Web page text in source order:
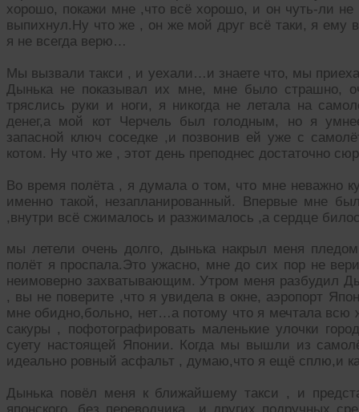
хорошо, покажи мне ,что всё хорошо, и он чуть-ли
выпихнул.Ну что же , он же мой друг всё таки, я ему
я не всегда верю…
Мы вызвали такси , и уехали…и знаете что, мы
Дынька не показывал их мне, мне было страшно,
тряслись руки и ноги, я никогда не летала на
денег,а мой кот Черчель был голодным, но я
запасной ключ соседке ,и позвонив ей уже с
котом. Ну что же , этот день преподнес достаточно
Во время полёта , я думала о том, что мне неважно
именно такой, незапланированный. Впервые мне
,внутри всё сжималось и разжималось ,а сердце
мы летели очень долго, дынька накрыл меня
полёт я проспала.Это ужасно, мне до сих пор не
неимоверно захватывающим. Утром меня разбудил
, вы не поверите ,что я увидела в окне, аэропорт
мне обидно,больно, нет…а потому что я мечтала всю
сакуры , пофотографировать маленькие улочки
суету настоящей Японии. Когда мы вышли из
идеально ровный асфальт , думаю,что я ещё сплю,и
Дынька повёл меня к ближайшему такси , и